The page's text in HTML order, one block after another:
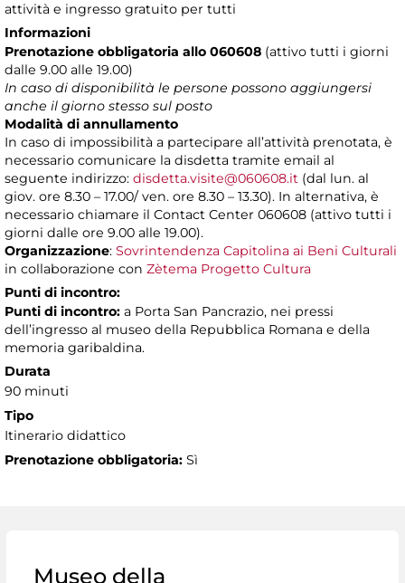
attività e ingresso gratuito per tutti
Informazioni
Prenotazione obbligatoria allo 060608 (attivo tutti i giorni
dalle 9.00 alle 19.00)
In caso di disponibilità le persone possono aggiungersi
anche il giorno stesso sul posto
Modalità di annullamento
In caso di impossibilità a partecipare all’attività prenotata, è
necessario comunicare la disdetta tramite email al
seguente indirizzo: disdetta.visite@060608.it (dal lun. al
giov. ore 8.30 – 17.00/ ven. ore 8.30 – 13.30). In alternativa, è
necessario chiamare il Contact Center 060608 (attivo tutti i
giorni dalle ore 9.00 alle 19.00).
Organizzazione: Sovrintendenza Capitolina ai Beni Culturali
in collaborazione con Zètema Progetto Cultura
Punti di incontro:
Punti di incontro: a Porta San Pancrazio, nei pressi
dell’ingresso al museo della Repubblica Romana e della
memoria garibaldina.
Durata
90 minuti
Tipo
Itinerario didattico
Prenotazione obbligatoria: Sì
Museo della